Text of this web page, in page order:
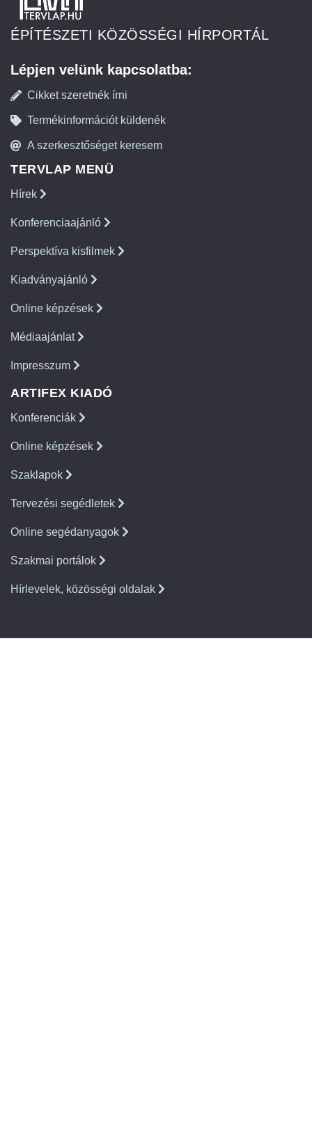
ÉPÍTÉSZETI KÖZÖSSÉGI HÍRPORTÁL
Lépjen velünk kapcsolatba:
Cikket szeretnék írni
Termékinformációt küldenék
A szerkesztőséget keresem
TERVLAP MENÜ
Hírek
Konferenciaajánló
Perspektíva kisfilmek
Kiadványajánló
Online képzések
Médiaajánlat
Impresszum
ARTIFEX KIADÓ
Konferenciák
Online képzések
Szaklapok
Tervezési segédletek
Online segédanyagok
Szakmai portálok
Hírlevelek, közösségi oldalak